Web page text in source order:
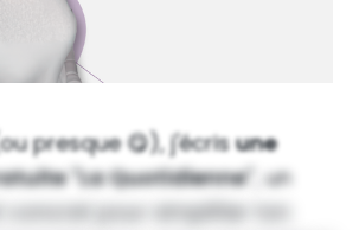
presque😋),j'écrisune
"LaQuotidienne" ,un
concretpour simplifier ton